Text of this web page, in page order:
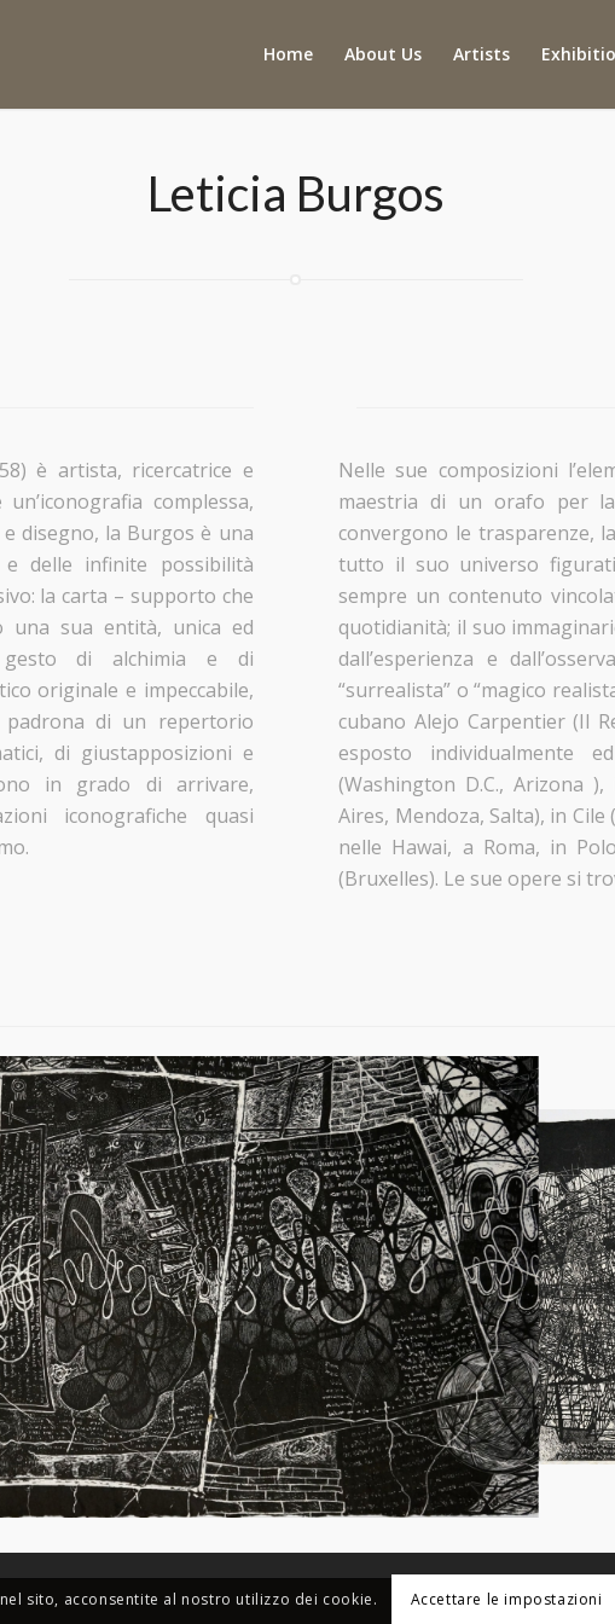
Home About Us Artists
Leticia Burgos
è artista, ricercatrice e
complessa,
disegno, la Burgos è una
e delle infinite possibilità
la carta – supporto che
una sua entità, unica ed
gesto di alchimia e di
originale e impeccabile,
di un repertorio
di giustapposizioni e
in grado di arrivare,
iconografiche quasi
Nelle sue composizioni
maestria di un orafo per
convergono le trasparenze,
tutto il suo universo
sempre un contenuto
quotidianità; il suo
dall’esperienza e
“surrealista” o “magico
cubano Alejo Carpentier (Il
esposto individualmente
(Washington D.C., Arizona
Aires, Mendoza, Salta), in
nelle Hawai, a Roma, in
(Bruxelles). Le sue opere si
sito, acconsentite al nostro utilizzo dei cookie. Accettare le impostazioni